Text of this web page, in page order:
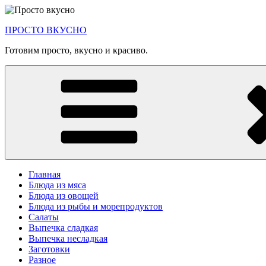
Перейти
содержимому
ПРОСТО ВКУСНО
Готовим просто, вкусно и красиво.
Главная
Блюда из мяса
Блюда из овощей
Блюда из рыбы и морепродуктов
Салаты
Выпечка сладкая
Выпечка несладкая
Заготовки
Разное